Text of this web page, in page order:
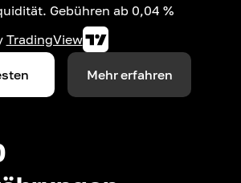
Gebühren ab 0,04 %
TradingView
Mehr erfahren